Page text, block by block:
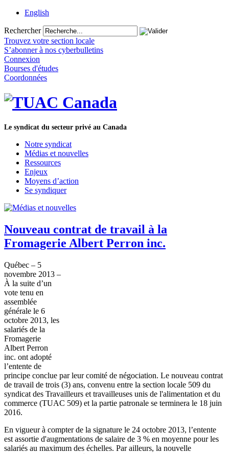
English
Rechercher
Trouvez votre section locale
S’abonner à nos cyberbulletins
Connexion
Bourses d'études
Coordonnées
Le syndicat du secteur privé au Canada
Notre syndicat
Médias et nouvelles
Ressources
Enjeux
Moyens d’action
Se syndiquer
Nouveau contrat de travail à la
Fromagerie Albert Perron inc.
Québec – 5
novembre 2013 –
À la suite d’un
vote tenu en
assemblée
générale le 6
octobre 2013, les
salariés de la
Fromagerie
Albert Perron
inc. ont adopté
l’entente de
principe conclue parleur comité de négociation. Le nouveau contrat
de travail de trois (3) ans, convenu entre la section locale 509 du
syndicat des Travailleurs et travailleuses unis de l'alimentation et du
commerce (TUAC 509) et la partie patronale se terminera le 18 juin
2016.
En vigueur à compterde la signature le 24 octobre 2013, l’entente
est assortie d'augmentations de salaire de 3 % en moyenne pour les
salariés au maximum des échelles. Parailleurs, la nouvelle